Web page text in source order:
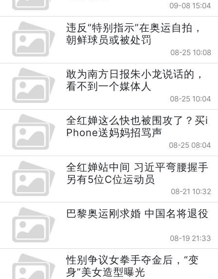
09-08 15:04
违反“特别指示”在奥运自拍，
朝鲜球员或被处罚
08-25 10:08
敢为南方日报朱小龙说话的，
看不到一个媒体人
08-25 10:04
全红婵这么快也被围攻了？买i
Phone送妈妈招骂声
08-25 08:04
全红婵站中间 习近平弯腰握手
另有5位C位运动员
08-21 10:32
巴黎奥运刚求婚 中国名将退役
08-19 21:33
性别争议女拳手夺金后，“变
身”美女造型曝光